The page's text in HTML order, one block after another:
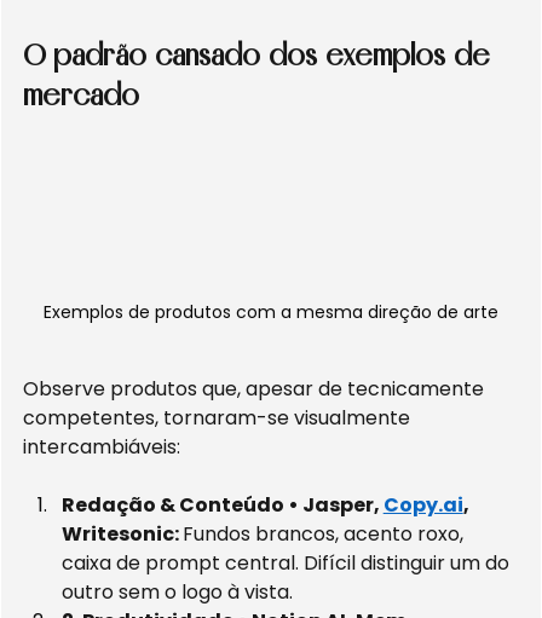
O padrão cansado dos exemplos de
mercado
Exemplos de produtos com a mesma direção de arte
Observe produtos que, apesar de tecnicamente
competentes, tornaram-se visualmente
intercambiáveis:
Redação & Conteúdo • Jasper, Copy.ai,
Writesonic: Fundos brancos, acento roxo,
caixa de prompt central. Difícil distinguir um do
outro sem o logo à vista.